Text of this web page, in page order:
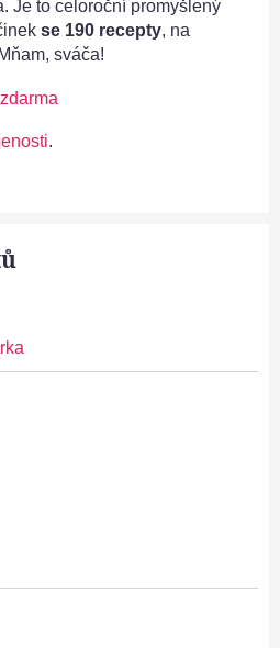
Je to celoroční promyšlený
se 190 recepty, na
sváča!
.